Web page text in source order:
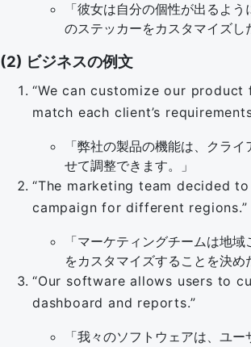
「彼女は自分の個性が出るよ
のステッカーをカスタマイズし
(2) ビジネスの例文
“We can customize our product
match each client’s
「弊社の製品の機能は、クラ
せて調整できます。」
“The marketing team decided
campaign for different regions.”
「マーケティングチームは地
をカスタマイズすることを決め
“Our software allows users to
dashboard and reports.”
「我々のソフトウェアは、ユ